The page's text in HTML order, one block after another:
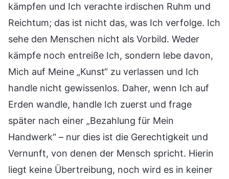
kämpfen und Ich verachte irdischen Ruhm und
Reichtum; das ist nicht das, was Ich verfolge. Ich
sehe den Menschen nicht als Vorbild. Weder
kämpfe noch entreiße Ich, sondern lebe davon,
Mich auf Meine „Kunst“ zu verlassen und Ich
handle nicht gewissenlos. Daher, wenn Ich auf
Erden wandle, handle Ich zuerst und frage
später nach einer „Bezahlung für Mein
Handwerk“ – nur dies ist die Gerechtigkeit und
Vernunft, von denen der Mensch spricht. Hierin
liegt keine Übertreibung, noch wird es in keiner